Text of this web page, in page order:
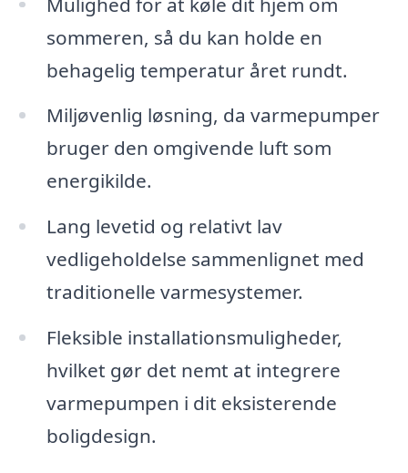
sommeren, så du kan holde en
behagelig temperatur året rundt.
Miljøvenlig løsning, da varmepumper
bruger den omgivende luft som
energikilde.
Lang levetid og relativt lav
vedligeholdelse sammenlignet med
traditionelle varmesystemer.
Fleksible installationsmuligheder,
hvilket gør det nemt at integrere
varmepumpen i dit eksisterende
boligdesign.